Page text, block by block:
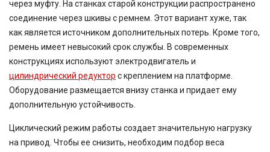
через муфту. На станках старой конструкции распространено
соединение через шкивы с ремнем. Этот вариант хуже, так
как является источником дополнительных потерь. Кроме того,
ремень имеет невысокий срок службы. В современных
конструкциях используют электродвигатель и
цилиндрический редуктор с креплением на платформе.
Оборудование размещается внизу станка и придает ему
дополнительную устойчивость.
Циклический режим работы создает значительную нагрузку
на привод. Чтобы ее снизить, необходим подбор веса